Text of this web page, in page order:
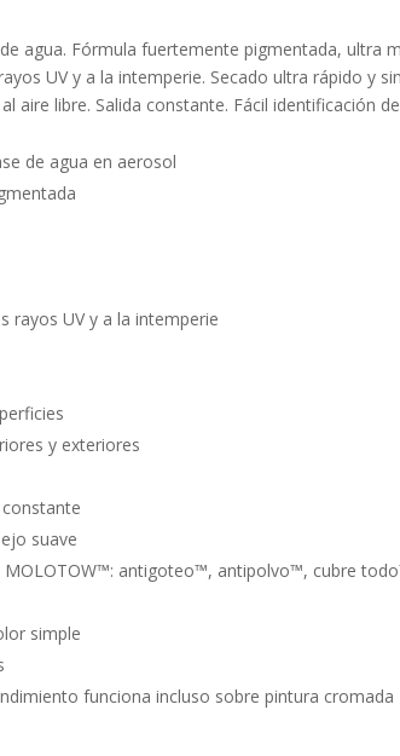
agua. Fórmula fuertemente pigmentada, ultra
UV y a la intemperie. Secado ultra rápido y
aire libre. Salida constante. Fácil identificación
de agua en aerosol
rayos UV y a la intemperie
y exteriores
suave
MOLOTOW™: antigoteo™, antipolvo™, cubre
simple
funciona incluso sobre pintura cromada